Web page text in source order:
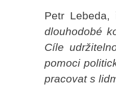
Petr Lebeda,
dlouhodobé
Cíle
pomoci
pracovat s